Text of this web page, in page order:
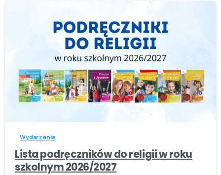
-
Wydarzenia
Lista podręczników do religii w roku
szkolnym 2026/2027